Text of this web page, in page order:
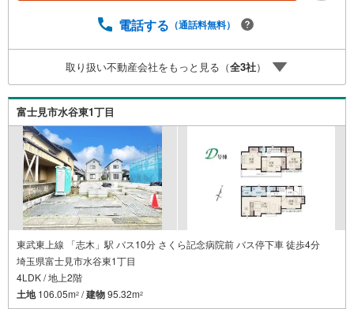
円のご紹介料をお支払いさせて頂きます！詳しくはスタッ
マイカーでも安心！2.チャイルドスペース、授乳室、ベビ
ーベッド完備3.他にもファミリーに優しい『あったら良い
な』がここにある！ミルク用浄水サーバー、紙おむつ、ア
メニティ、大型個室2部屋、各ブースモニター等
電話する （通話料無料）
取り扱い不動産会社をもっと見る（全3社）
富士見市水谷東1丁目
東武東上線 「志木」駅 バス10分 さくら記念病院前 バス停下車 徒歩4分
埼玉県富士見市水谷東1丁目
4LDK / 地上2階
土地106.05m2 /建物95.32m2